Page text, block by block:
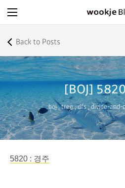
Back to Posts
[BOJ]
boj,tree,dfs,divide-and-
5820 : 경주